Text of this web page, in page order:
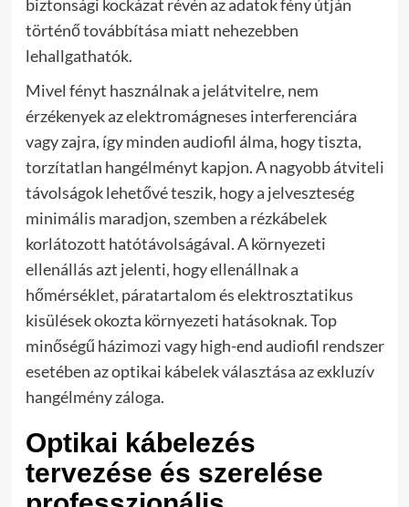
biztonsági kockázat révén az adatok fény útján
történő továbbítása miatt nehezebben
lehallgathatók.
Mivel fényt használnak a jelátvitelre, nem
érzékenyek az elektromágneses interferenciára
vagy zajra, így minden audiofil álma, hogy tiszta,
torzítatlan hangélményt kapjon. A nagyobb átviteli
távolságok lehetővé teszik, hogy a jelveszteség
minimális maradjon, szemben a rézkábelek
korlátozott hatótávolságával. A környezeti
ellenállás azt jelenti, hogy ellenállnak a
hőmérséklet, páratartalom és elektrosztatikus
kisülések okozta környezeti hatásoknak. Top
minőségű házimozi vagy high-end audiofil rendszer
esetében az optikai kábelek választása az exkluzív
hangélmény záloga.
Optikai kábelezés
tervezése és szerelése